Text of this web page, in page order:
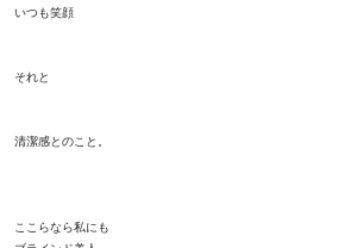
いつも笑顔
それと
清潔感とのこと。
ここらなら私にも